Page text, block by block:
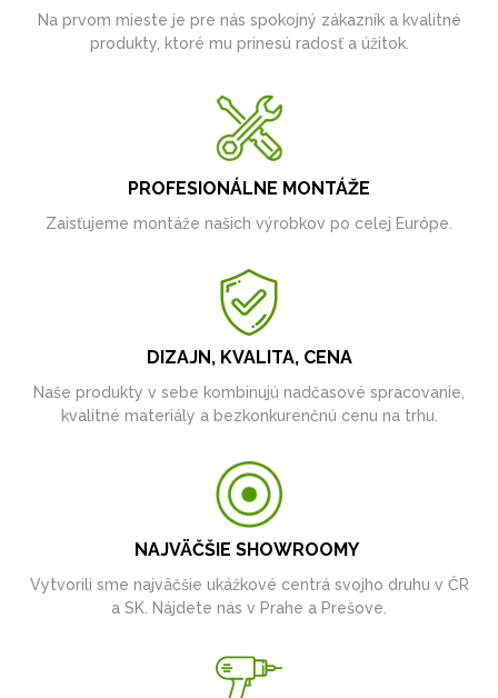
Na prvom mieste je pre nás spokojný zákazník a kvalitné
produkty, ktoré mu prinesú radosť a úžitok.
PROFESIONÁLNE MONTÁŽE
Zaisťujeme montáže našich výrobkov po celej Európe.
DIZAJN, KVALITA, CENA
Naše produkty v sebe kombinujú nadčasové spracovanie,
kvalitné materiály a bezkonkurenčnú cenu na trhu.
NAJVÄČŠIE SHOWROOMY
Vytvorili sme najväčšie ukážkové centrá svojho druhu v ČR
a SK. Nájdete nás v Prahe a Prešove.